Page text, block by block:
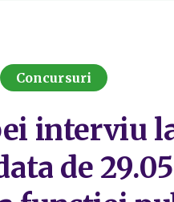
Concursuri
interviu
de